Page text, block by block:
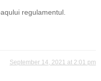
regulamentul.
September 14, 2021 at 2:01 pm